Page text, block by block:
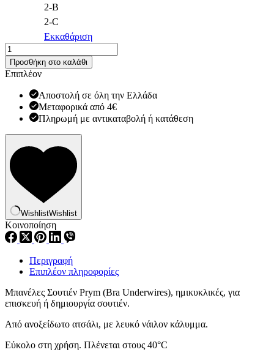
2-B
2-C
Εκκαθάριση
Μπανέλες
Σουτιέν
Prym
ποσότητα
Προσθήκη στο καλάθι
Επιπλέον
Αποστολή σε όλη την Ελλάδα
Μεταφορικά από 4€
Πληρωμή με αντικαταβολή ή κατάθεση
WishlistWishlist
Κοινοποίηση
Περιγραφή
Επιπλέον πληροφορίες
Μπανέλες Σουτιέν Prym (Bra Underwires), ημικυκλικές, για
επισκευή ή δημιουργία σουτιέν.
Από ανοξείδωτο ατσάλι, με λευκό νάιλον κάλυμμα.
Εύκολο στη χρήση. Πλένεται στους 40°C